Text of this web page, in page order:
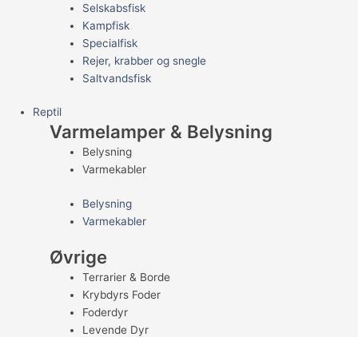
Selskabsfisk
Kampfisk
Specialfisk
Rejer, krabber og snegle
Saltvandsfisk
Reptil
Varmelamper & Belysning
Belysning
Varmekabler
Belysning
Varmekabler
Øvrige
Terrarier & Borde
Krybdyrs Foder
Foderdyr
Levende Dyr